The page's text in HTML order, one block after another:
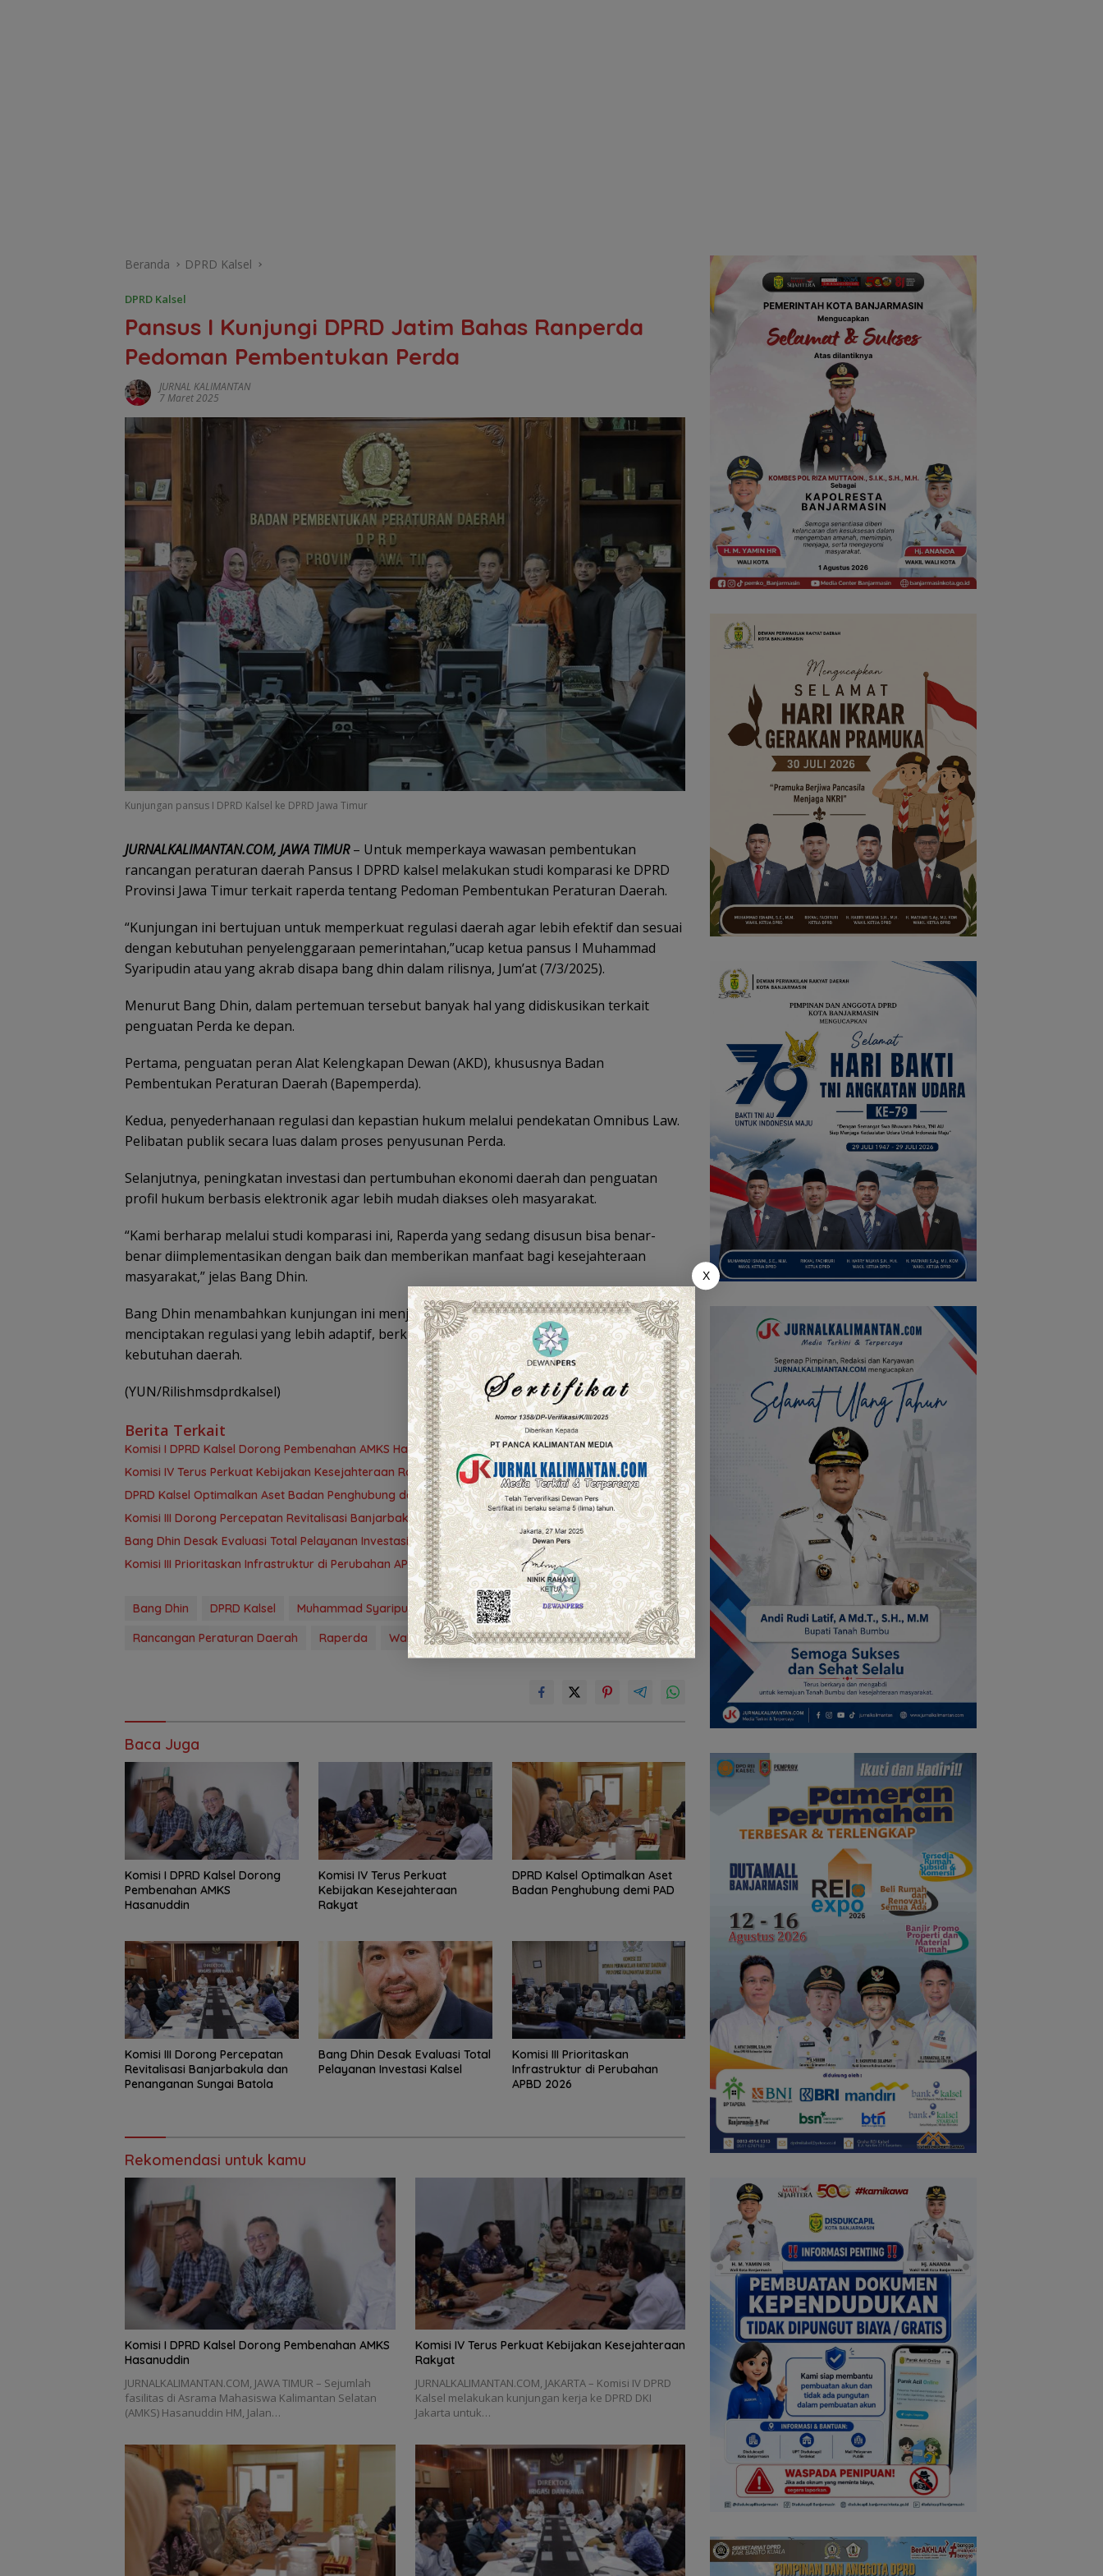
Beranda DPRD Kalsel
DPRD Kalsel
Pansus I Kunjungi DPRD Jatim Bahas Ranperda
Pedoman Pembentukan Perda
JURNAL KALIMANTAN
7 Maret 2025
Kunjungan pansus I DPRD Kalsel ke DPRD Jawa Timur
JURNALKALIMANTAN.COM, JAWA TIMUR– Untuk memperkaya wawasan pembentukan
rancangan peraturan daerah Pansus I DPRD kalsel melakukan studi komparasi ke DPRD
Provinsi Jawa Timur terkait raperda tentang Pedoman Pembentukan Peraturan Daerah.
“Kunjungan ini bertujuan untuk memperkuat regulasi daerah agar lebih efektif dan sesuai
dengan kebutuhan penyelenggaraan pemerintahan,”ucap ketua pansus I Muhammad
Syaripudin atau yang akrab disapa bang dhin dalam rilisnya, Jum’at (7/3/2025).
Menurut Bang Dhin, dalam pertemuan tersebut banyak hal yang didiskusikan terkait
penguatan Perda ke depan.
Pertama, penguatan peran Alat Kelengkapan Dewan (AKD), khususnya Badan
Pembentukan Peraturan Daerah (Bapemperda).
Kedua, penyederhanaan regulasi dan kepastian hukum melalui pendekatan Omnibus Law.
Pelibatan publik secara luas dalam proses penyusunan Perda.
Selanjutnya, peningkatan investasi dan pertumbuhan ekonomi daerah dan penguatan
profil hukum berbasis elektronik agar lebih mudah diakses oleh masyarakat.
“Kami berharap melalui studi komparasi ini, Raperda yang sedang disusun bisa benar-
benar diimplementasikan dengan baik dan memberikan manfaat bagi kesejahteraan
masyarakat,” jelas Bang Dhin.
Bang Dhin menambahkan kunjungan ini menjadi bagian dari upaya DPRD Kalsel dalam
menciptakan regulasi yang lebih adaptif, berkualitas, dan selaras dengan perkembangan
kebutuhan daerah.
(YUN/Rilishmsdprdkalsel)
Berita Terkait
Komisi I DPRD Kalsel Dorong Pembenahan AMKS Hasanuddin
Komisi IV Terus Perkuat Kebijakan Kesejahteraan Rakyat
‎DPRD Kalsel Optimalkan Aset Badan Penghubung demi PAD
‎Komisi III Dorong Percepatan Revitalisasi Banjarbakula dan Penanganan Sungai Batola
‎Bang Dhin Desak Evaluasi Total Pelayanan Investasi Kalsel
‎Komisi III Prioritaskan Infrastruktur di Perubahan APBD 2026
Bang Dhin DPRD Kalsel Muhammad Syaripudin Pansus I
pemerintah provinsi Kalsel
Rancangan Peraturan Daerah
Raperda Wakil Rakyat
Baca Juga
Komisi I DPRD Kalsel Dorong
Pembenahan AMKS
Hasanuddin
Komisi IV Terus Perkuat
Kebijakan Kesejahteraan
Rakyat
‎DPRD Kalsel Optimalkan Aset
Badan Penghubung demi PAD
‎Komisi III Dorong Percepatan
Revitalisasi Banjarbakula dan
Penanganan Sungai Batola
‎Bang Dhin Desak Evaluasi Total
Pelayanan Investasi Kalsel
‎Komisi III Prioritaskan
Infrastruktur di Perubahan
APBD 2026
Rekomendasi untuk kamu
Komisi I DPRD Kalsel Dorong Pembenahan AMKS
Hasanuddin
JURNALKALIMANTAN.COM, JAWA TIMUR – Sejumlah
fasilitas di Asrama Mahasiswa Kalimantan Selatan
(AMKS) Hasanuddin HM, Jalan…
Komisi IV Terus Perkuat Kebijakan Kesejahteraan
Rakyat
JURNALKALIMANTAN.COM, JAKARTA – Komisi IV DPRD
Kalsel melakukan kunjungan kerja ke DPRD DKI
Jakarta untuk…
X